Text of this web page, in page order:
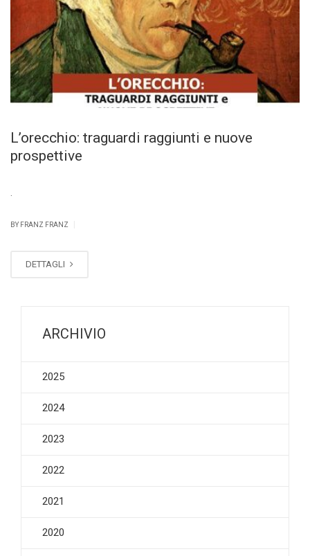
L’orecchio: traguardi raggiunti e nuove
prospettive
.
BY FRANZ FRANZ
DETTAGLI
ARCHIVIO
2025
2024
2023
2022
2021
2020